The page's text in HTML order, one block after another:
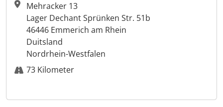
Mehracker 13
Lager Dechant Sprünken Str. 51b
46446 Emmerich am Rhein
Duitsland
Nordrhein-Westfalen
73 Kilometer